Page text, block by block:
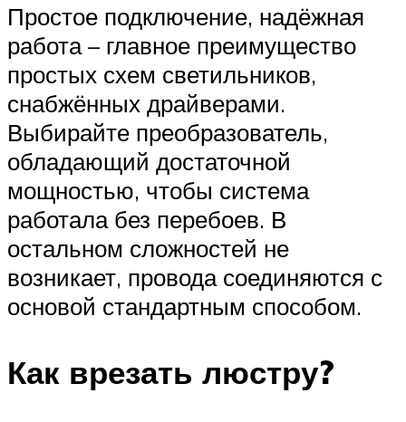
Простое подключение, надёжная
работа – главное преимущество
простых схем светильников,
снабжённых драйверами.
Выбирайте преобразователь,
обладающий достаточной
мощностью, чтобы система
работала без перебоев. В
остальном сложностей не
возникает, провода соединяются с
основой стандартным способом.
Как врезать люстру?